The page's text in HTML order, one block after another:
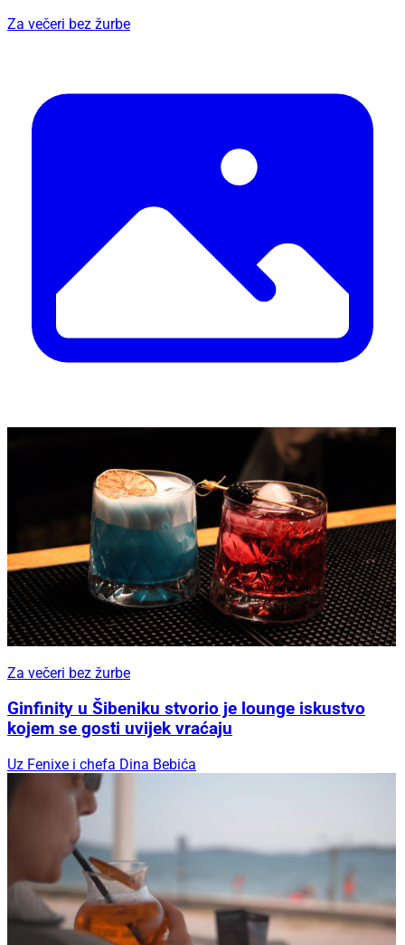
Za večeri bez žurbe
Za večeri bez žurbe
Ginfinity u Šibeniku stvorio je lounge iskustvo
kojem se gosti uvijek vraćaju
Uz Fenixe i chefa Dina Bebića